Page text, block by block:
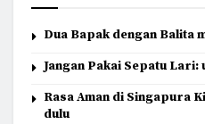
Dua Bapak dengan Balita
Jangan Pakai Sepatu Lari:
Rasa Aman di Singapura
dulu